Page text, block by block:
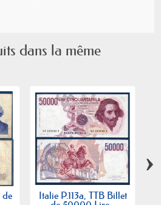
dans la même
de Italie P.113a, TTB Billet
›